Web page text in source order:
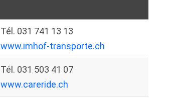
Tél. 031 741 13 13
www.imhof-transporte.ch
Tél. 031 503 41 07
www.careride.ch